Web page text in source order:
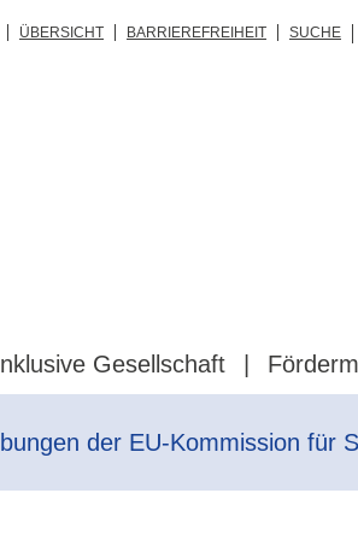
Gesellschaft
ÜBERSICHT BARRIEREFREIHEIT SUCHE
der EU-Kommission für